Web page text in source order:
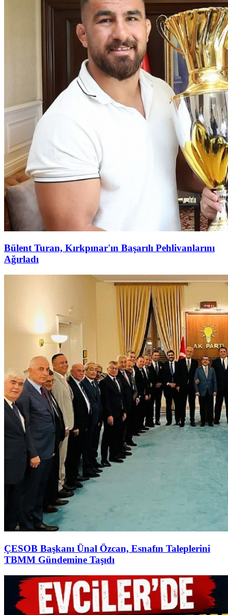
Bülent Turan, Kırkpınar'ın Başarılı Pehlivanlarını
Ağırladı
ÇESOB Başkanı Ünal Özcan, Esnafın Taleplerini
TBMM Gündemine Taşıdı